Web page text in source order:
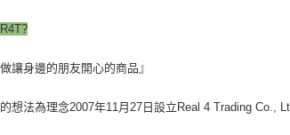
讓身邊的朋友開心的商品』
想法為理念2007年11月27日設立Real 4 Trading Co.,